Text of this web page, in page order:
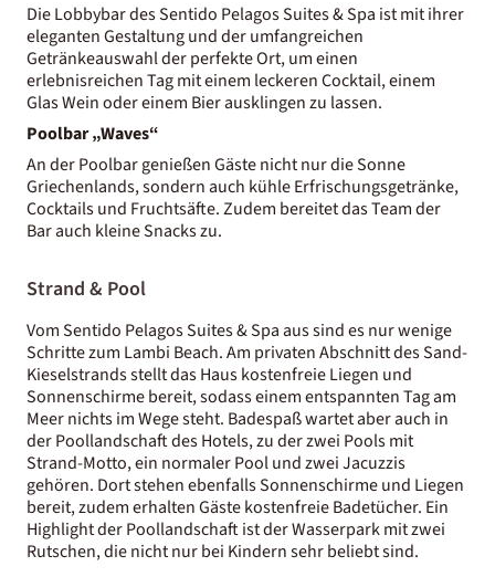
Die Lobbybar des Sentido Pelagos Suites & Spa ist mit ihrer
eleganten Gestaltung und der umfangreichen
Getränkeauswahl der perfekte Ort, um einen
erlebnisreichen Tag mit einem leckeren Cocktail, einem
Glas Wein oder einem Bier ausklingen zu lassen.
Poolbar „Waves“
An der Poolbar genießen Gäste nicht nur die Sonne
Griechenlands, sondern auch kühle Erfrischungsgetränke,
Cocktails und Fruchtsäfte. Zudem bereitet das Team der
Bar auch kleine Snacks zu.
Strand & Pool
Vom Sentido Pelagos Suites & Spa aus sind es nur wenige
Schritte zum Lambi Beach. Am privaten Abschnitt des Sand-
Kieselstrands stellt das Haus kostenfreie Liegen und
Sonnenschirme bereit, sodass einem entspannten Tag am
Meer nichts im Wege steht. Badespaß wartet aber auch in
der Poollandschaft des Hotels, zu der zwei Pools mit
Strand-Motto, ein normaler Pool und zwei Jacuzzis
gehören. Dort stehen ebenfalls Sonnenschirme und Liegen
bereit, zudem erhalten Gäste kostenfreie Badetücher. Ein
Highlight der Poollandschaft ist der Wasserpark mit zwei
Rutschen, die nicht nur bei Kindern sehr beliebt sind.